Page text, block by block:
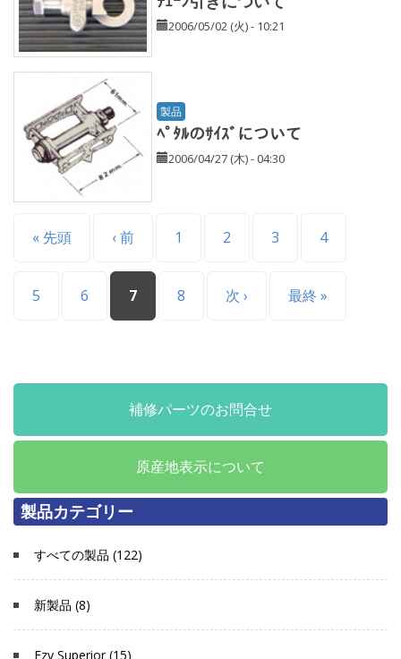
2006/05/02 (火) - 10:21
製品
ﾍﾟﾀﾙのｻｲｽﾞについて
2006/04/27 (木) - 04:30
ページ
« 先頭 ‹ 前 1 2 3 4
5 6 7 8 次 › 最終 »
補修パーツのお問合せ
原産地表示について
製品カテゴリー
すべての製品 (122)
新製品 (8)
Ezy Superior (15)